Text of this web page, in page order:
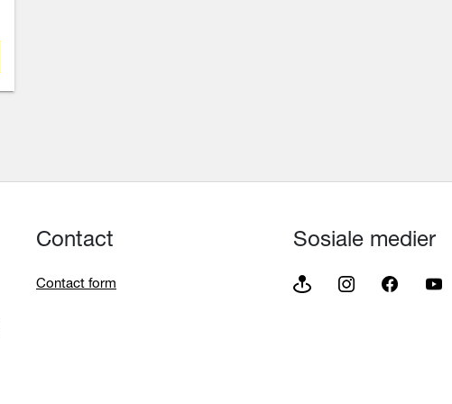
Contact
Contact form
Sosiale medier